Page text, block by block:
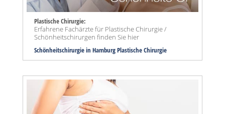
Plastische Chirurgie:
Erfahrene Fachärzte für Plastische Chirurgie /
Schönheitschirurgen finden Sie hier
Schönheitschirurgie in Hamburg Plastische Chirurgie